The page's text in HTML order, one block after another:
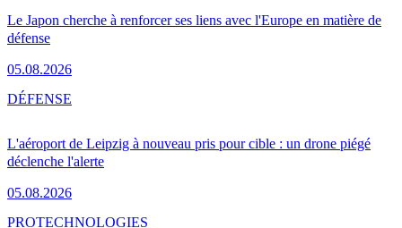
Le Japon cherche à renforcer ses liens avec l'Europe en matière de
défense
05.08.2026
L'aéroport de Leipzig à nouveau pris pour cible : un drone piégé
déclenche l'alerte
05.08.2026
DÉFENSE
PROTECHNOLOGIES